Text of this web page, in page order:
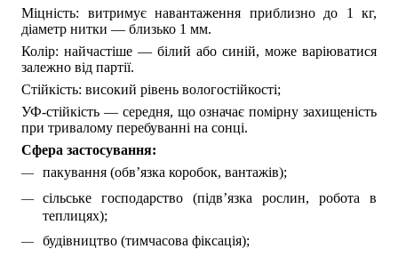
Міцність: витримує навантаження приблизно до 1 кг,
діаметр нитки — близько 1 мм.
Колір: найчастіше — білий або синій, може варіюватися
залежно від партії.
Стійкість: високий рівень вологостійкості;
УФ-стійкість — середня, що означає помірну захищеність
при тривалому перебуванні на сонці.
Сфера застосування:
пакування (обв’язка коробок, вантажів);
сільське господарство (підв’язка рослин, робота в
теплицях);
будівництво (тимчасова фіксація);